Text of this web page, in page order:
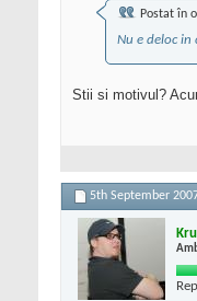
Postat în
Nu e deloc in
Stii si motivul?
5th September